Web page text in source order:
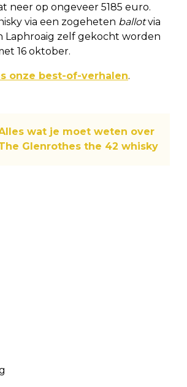
neer op ongeveer 5185 euro.
via een zogeheten ballotvia
Laphroaig zelf gekocht worden
16 oktober.
onze best-of-verhalen.
wat je moet weten over
Glenrothes the 42 whisky